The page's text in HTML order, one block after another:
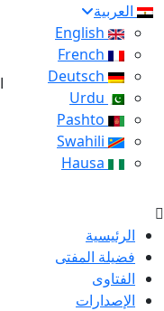
العربية
الرئيسية
فضيلة المفتى
الفتاوى
الإصدارات